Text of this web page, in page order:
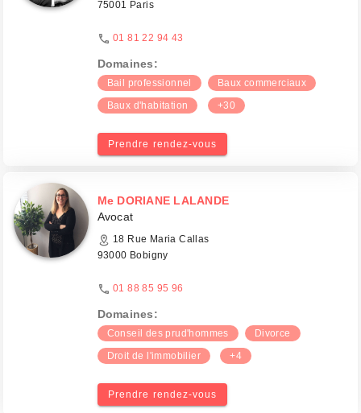
75001 Paris
01 81 22 94 43
Domaines:
Bail professionnel
Baux commerciaux
Baux d'habitation
+30
Prendre rendez-vous
Me DORIANE LALANDE
Avocat
18 Rue Maria Callas
93000 Bobigny
01 88 85 95 96
Domaines:
Conseil des prud'hommes
Divorce
Droit de l'immobilier
+4
Prendre rendez-vous